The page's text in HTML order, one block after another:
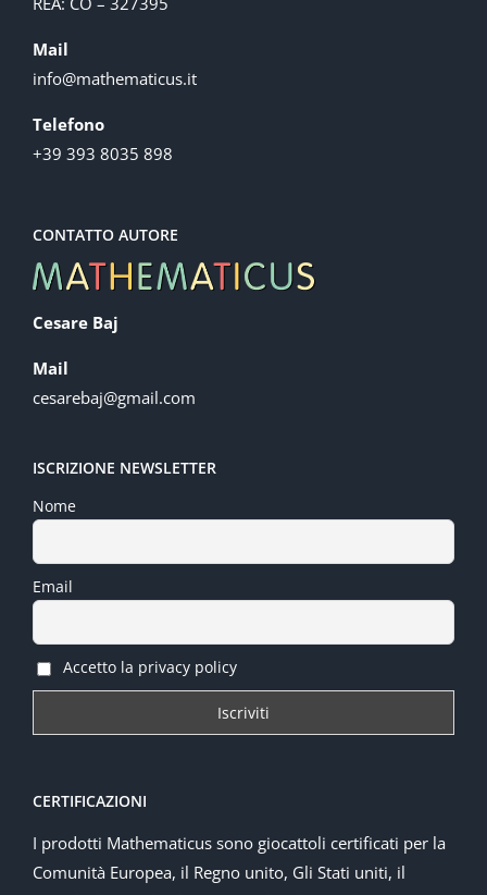
Mail
info@mathematicus.it
Telefono
+39 393 8035 898
CONTATTO AUTORE
Cesare Baj
Mail
cesarebaj@gmail.com
ISCRIZIONE NEWSLETTER
Nome
Email
Accetto la privacy policy
CERTIFICAZIONI
I prodotti Mathematicus sono giocattoli certificati per la
Comunità Europea, il Regno unito, Gli Stati uniti, il